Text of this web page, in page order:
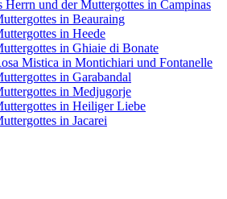
Herrn und der Muttergottes in Campinas
in Beauraing
in Heede
in Ghiaie di Bonate
Mistica in Montichiari und Fontanelle
in Garabandal
in Medjugorje
in Heiliger Liebe
in Jacarei